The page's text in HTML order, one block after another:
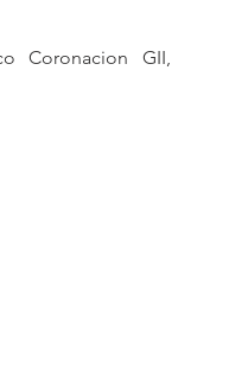
Coronacion GII,